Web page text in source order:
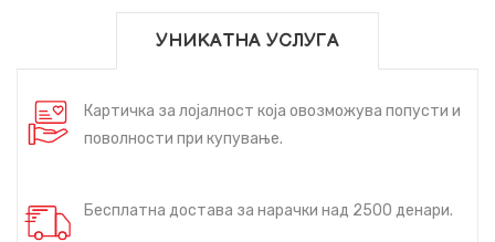
УНИКАТНА УСЛУГА
Картичка за лојалност која овозможува попусти и
поволности при купување.
Бесплатна достава за нарачки над 2500 денари.